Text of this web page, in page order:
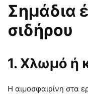
Σημάδια
σιδήρου
1. Χλωμό ή
Η αιμοσφαιρίνη στα